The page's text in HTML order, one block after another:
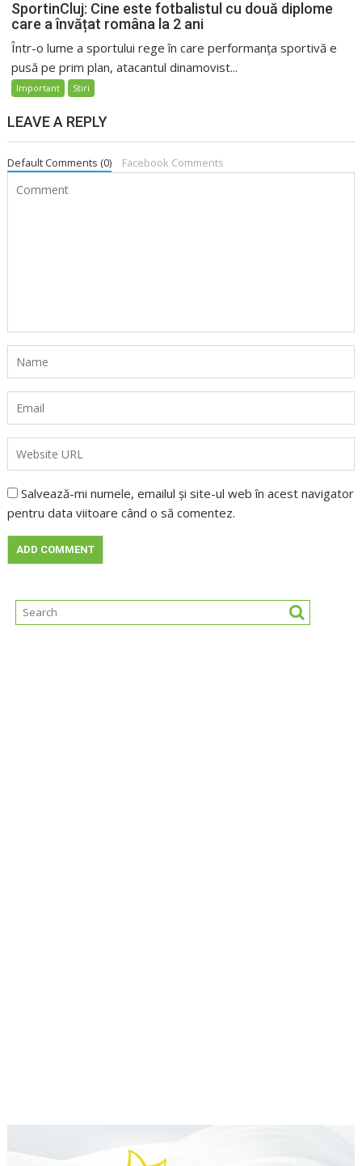
SportinCluj: Cine este fotbalistul cu două diplome
care a învățat româna la 2 ani
Într-o lume a sportului rege în care performanța sportivă e
pusă pe prim plan, atacantul dinamovist...
Important Stiri
LEAVE A REPLY
Default Comments (0) Facebook Comments
Salvează-mi numele, emailul și site-ul web în acest navigator
pentru data viitoare când o să comentez.